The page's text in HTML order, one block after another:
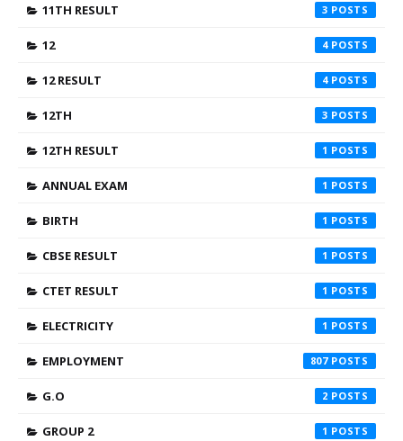
11TH RESULT 3
12 4
12 RESULT 4
12TH 3
12TH RESULT 1
ANNUAL EXAM 1
BIRTH 1
CBSE RESULT 1
CTET RESULT 1
ELECTRICITY 1
EMPLOYMENT 807
G.O 2
GROUP 2 1